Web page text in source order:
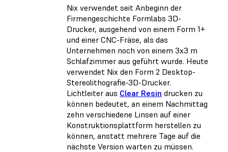
Nix verwendet seit Anbeginn der
Firmengeschichte Formlabs 3D-
Drucker, ausgehend von einem Form 1+
und einer CNC-Fräse, als das
Unternehmen noch von einem 3x3 m
Schlafzimmer aus geführt wurde. Heute
verwendet Nix den Form 2 Desktop-
Stereolithografie-3D-Drucker.
Lichtleiter aus Clear Resin drucken zu
können bedeutet, an einem Nachmittag
zehn verschiedene Linsen auf einer
Konstruktionsplattform herstellen zu
können, anstatt mehrere Tage auf die
nächste Version warten zu müssen.